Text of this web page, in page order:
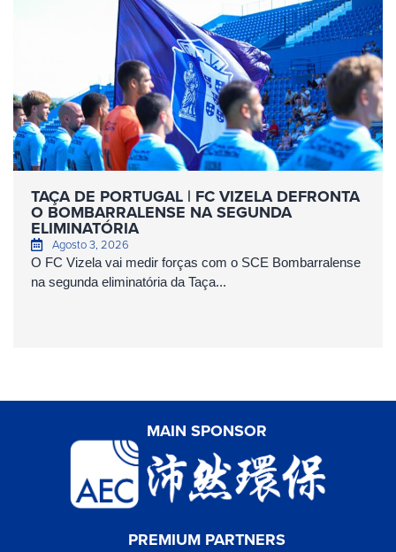
TAÇA DE PORTUGAL | FC VIZELA DEFRONTA
O BOMBARRALENSE NA SEGUNDA
ELIMINATÓRIA
Agosto 3, 2026
O FC Vizela vai medir forças com o SCE Bombarralense
na segunda eliminatória da Taça...
MAIN SPONSOR
PREMIUM PARTNERS